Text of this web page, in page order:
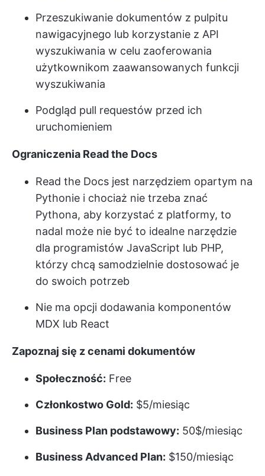
Przeszukiwanie dokumentów z pulpitu
nawigacyjnego lub korzystanie z API
wyszukiwania w celu zaoferowania
użytkownikom zaawansowanych funkcji
wyszukiwania
Podgląd pull requestów przed ich
uruchomieniem
Ograniczenia Read the Docs
Read the Docs jest narzędziem opartym na
Pythonie i chociaż nie trzeba znać
Pythona, aby korzystać z platformy, to
nadal może nie być to idealne narzędzie
dla programistów JavaScript lub PHP,
którzy chcą samodzielnie dostosować je
do swoich potrzeb
Nie ma opcji dodawania komponentów
MDX lub React
Zapoznaj się z cenami dokumentów
Społeczność: Free
Członkostwo Gold: $5/miesiąc
Business Plan podstawowy: 50$/miesiąc
Business Advanced Plan: $150/miesiąc